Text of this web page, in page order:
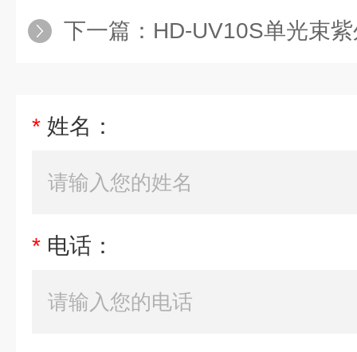
下一篇： HD-UV10S单光束
* 姓名：
* 电话：